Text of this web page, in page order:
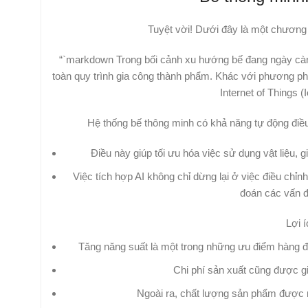
Tuyệt vời! Dưới đây là một
“`markdown Trong bối cảnh xu hướng bế đang ngày
toàn quy trình gia công thành phẩm. Khác với phương
Internet of Things
Hệ thống bế thông minh có khả năng tự động
Điều này giúp tối ưu hóa việc sử dụng vật liệu,
Việc tích hợp AI không chỉ dừng lại ở việc điều
đoán các vấn
Lợi
Tăng năng suất là một trong những ưu điểm hàng
Chi phí sản xuất cũng được
Ngoài ra, chất lượng sản phẩm được